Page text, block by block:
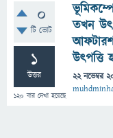
0
টি ভোট
1
উত্তর
120 বার দেখা হয়েছে
তখন
উৎপত্তি
22 নভেম্বর